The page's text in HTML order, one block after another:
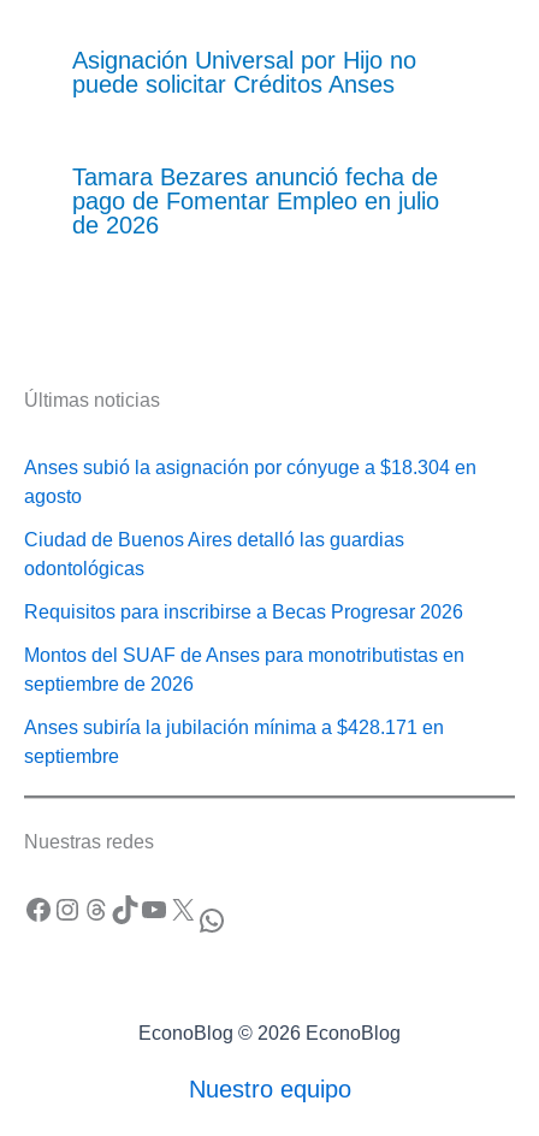
Asignación Universal por Hijo no
puede solicitar Créditos Anses
Tamara Bezares anunció fecha de
pago de Fomentar Empleo en julio
de 2026
Últimas noticias
Anses subió la asignación por cónyuge a $18.304 en
agosto
Ciudad de Buenos Aires detalló las guardias
odontológicas
Requisitos para inscribirse a Becas Progresar 2026
Montos del SUAF de Anses para monotributistas en
septiembre de 2026
Anses subiría la jubilación mínima a $428.171 en
septiembre
Nuestras redes
Facebook Instagram Threads TikTok YouTube X WhatsApp
EconoBlog © 2026 EconoBlog
Nuestro equipo